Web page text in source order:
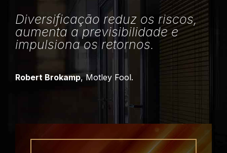
Diversificação reduz os riscos,
aumenta a previsibilidade e
impulsiona os retornos.
Robert Brokamp, Motley Fool.